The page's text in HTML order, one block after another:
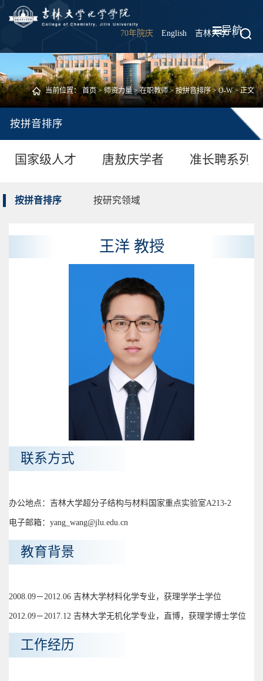
70年院庆 English 吉林大学 |
导航
当前位置：首页>师资力量>在职教师>按拼音排序>O-W> 正文
按拼音排序
国家级人才 唐敖庆学者 准长聘系列
按拼音排序 按研究领域
王洋 教授
联系方式
办公地点：吉林大学超分子结构与材料国家重点实验室A213-2
电子邮箱：yang_wang@jlu.edu.cn
教育背景
2008.09－2012.06 吉林大学材料化学专业，获理学学士学位
2012.09－2017.12 吉林大学无机化学专业，直博，获理学博士学位
工作经历